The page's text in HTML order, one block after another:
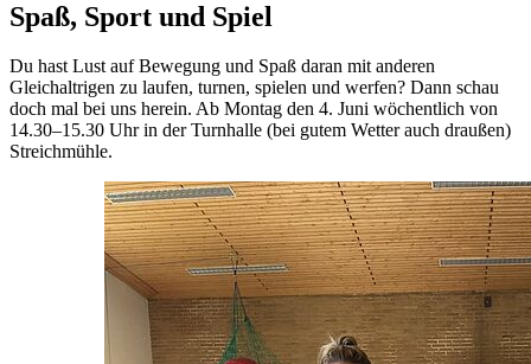
Spaß, Sport und Spiel
Du hast Lust auf Bewegung und Spaß daran mit anderen
Gleichaltrigen zu laufen, turnen, spielen und werfen? Dann schau
doch mal bei uns herein. Ab Montag den 4. Juni wöchentlich von
14.30–15.30 Uhr in der Turnhalle (bei gutem Wetter auch draußen)
Streichmühle.